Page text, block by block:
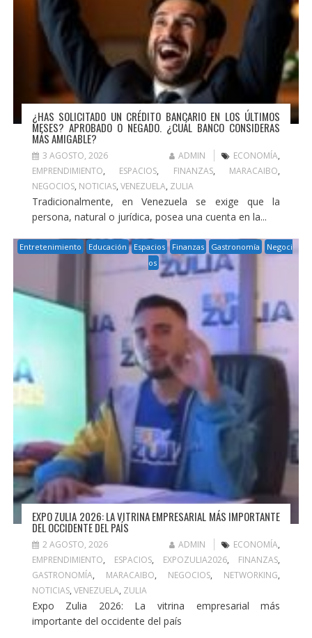
¿HAS SOLICITADO UN CRÉDITO BANCARIO EN LOS ÚLTIMOS
MESES? APROBADO O NEGADO. ¿CUÁL BANCO CONSIDERAS
MÁS AMIGABLE?
3 AGOSTO, 2026 ADMIN ECONOMÍA,
EMPRENDIMIENTO, ESPACIOS, FINANZAS, MARACAIBO,
NEGOCIOS, NOTICIAS, VENEZUELA, ZULIA
Tradicionalmente, en Venezuela se exige que la
persona, natural o jurídica, posea una cuenta en la...
Entretenimiento Educación Espacios Finanzas Gastronomía
Negoci
os
EXPO ZULIA 2026: LA VITRINA EMPRESARIAL MÁS IMPORTANTE
DEL OCCIDENTE DEL PAÍS
2 AGOSTO, 2026 ADMIN ECONOMÍA,
EMPRENDIMIENTO, ESPACIOS, EXPOZULIA2026, FINANZAS,
GASTRONOMÍA, MARACAIBO, NEGOCIOS, NETWORKING,
NOTICIAS, VENEZUELA, ZULIA
Expo Zulia 2026: La vitrina empresarial más
importante del occidente del país